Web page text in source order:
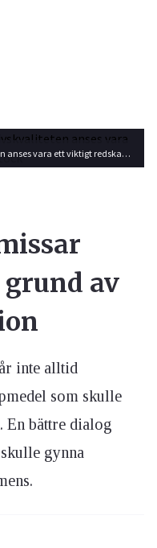
Tekniska hjälpmedel som ökar livskvaliteten anses vara ett viktigt redskap. Foto: Shutterstock
av
inte alltid
som skulle
En bättre dialog
gynna